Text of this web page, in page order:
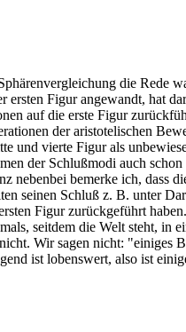
die Rede
Figur angewandt, hat
auf die erste Figur
der aristotelischen
und vierte Figur als
der Schlußmodi auch
nebenbei bemerke ich, dass
seinen Schluß z. B. unter
Figur zurückgeführt
seitdem die Welt steht,
Wir sagen nicht:
ist lobenswert, also ist